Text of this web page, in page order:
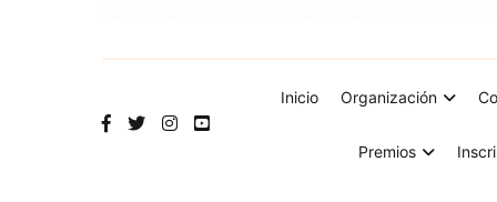
Inicio Organización
Premios